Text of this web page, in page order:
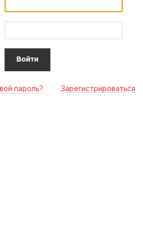
пароль? Зарегистрироваться